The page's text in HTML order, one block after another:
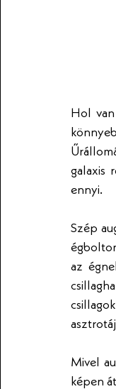
Hol
galaxis
ennyi.
Szép
az
Mivel
képen